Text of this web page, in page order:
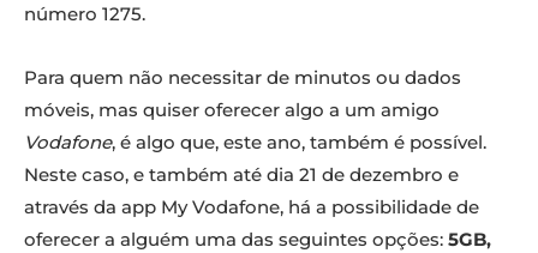
número 1275.
Para quem não necessitar de minutos ou dados
móveis, mas quiser oferecer algo a um amigo
Vodafone, é algo que, este ano, também é possível.
Neste caso, e também até dia 21 de dezembro e
através da app My Vodafone, há a possibilidade de
oferecer a alguém uma das seguintes opções: 5GB,